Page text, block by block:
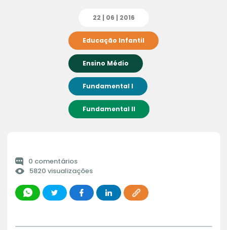
22 | 06 | 2016
Educação Infantil
Ensino Médio
Fundamental I
Fundamental II
0 comentários
5820 visualizações